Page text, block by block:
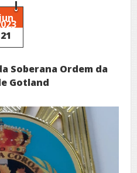
21
Soberana Ordem da
Gotland